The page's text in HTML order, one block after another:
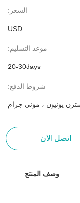
السعر:
USD
موعد التسليم:
20-30days
شروط الدفع:
اتصل الآن
وصف المنتج